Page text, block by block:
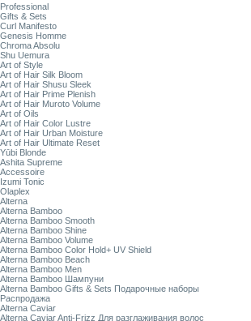
Professional
Gifts & Sets
Curl Manifesto
Genesis Homme
Chroma Absolu
Shu Uemura
Art of Style
Art of Hair Silk Bloom
Art of Hair Shusu Sleek
Art of Hair Prime Plenish
Art of Hair Muroto Volume
Art of Oils
Art of Hair Color Lustre
Art of Hair Urban Moisture
Art of Hair Ultimate Reset
Yūbi Blonde
Ashita Supreme
Accessoire
Izumi Tonic
Olaplex
Alterna
Alterna Bamboo
Alterna Bamboo Smooth
Alterna Bamboo Shine
Alterna Bamboo Volume
Alterna Bamboo Color Hold+ UV Shield
Alterna Bamboo Beach
Alterna Bamboo Men
Alterna Bamboo Шампуни
Alterna Bamboo Gifts & Sets Подарочные наборы
Распродажа
Alterna Caviar
Alterna Caviar Anti-Frizz Для разглаживания волос